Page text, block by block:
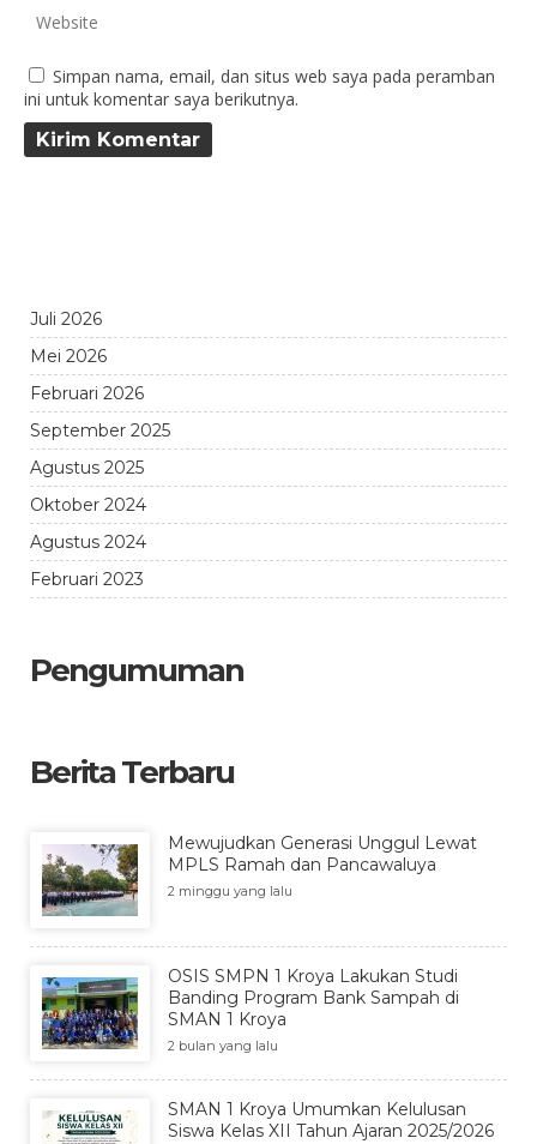
Simpan nama, email, dan situs web saya pada peramban
ini untuk komentar saya berikutnya.
Juli 2026
Mei 2026
Februari 2026
September 2025
Agustus 2025
Oktober 2024
Agustus 2024
Februari 2023
Pengumuman
Berita Terbaru
Mewujudkan Generasi Unggul Lewat
MPLS Ramah dan Pancawaluya
2 minggu yang lalu
OSIS SMPN 1 Kroya Lakukan Studi
Banding Program Bank Sampah di
SMAN 1 Kroya
2 bulan yang lalu
SMAN 1 Kroya Umumkan Kelulusan
Siswa Kelas XII Tahun Ajaran 2025/2026